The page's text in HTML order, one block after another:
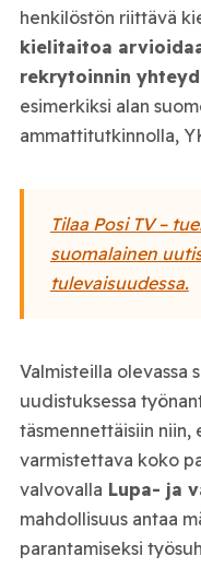
henkilöstön riittävä
kielitaitoa
rekrytoinnin
esimerkiksi alan
ammattitutkinnolla,
Tilaa Posi TV –
suomalainen
tulevaisuudessa.
Valmisteilla olevassa
uudistuksessa
täsmennettäisiin
varmistettava koko
valvovalla Lupa- ja
mahdollisuus antaa
parantamiseksi